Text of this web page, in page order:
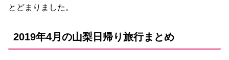
とどまりました。
2019年4月の山梨日帰り旅行まとめ